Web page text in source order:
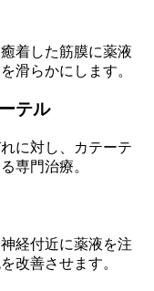
着した筋膜に薬液
滑らかにします。
テル
に対し、カテーテ
専門治療。
経付近に薬液を注
改善させます。